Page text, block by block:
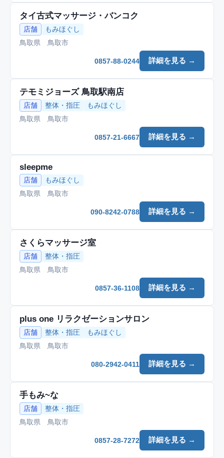
タイ古式マッサージ・バンコク
店舗
もみほぐし
鳥取県 鳥取市
詳細を見る →
0857-88-0244
テモミジョーズ 鳥取駅南店
店舗 整体・指圧
もみほぐし
鳥取県 鳥取市
詳細を見る →
0857-21-6667
sleepme
店舗
もみほぐし
鳥取県 鳥取市
詳細を見る →
090-8242-0788
さくらマッサージ室
店舗
整体・指圧
鳥取県 鳥取市
詳細を見る →
0857-36-1108
plus one リラクゼーションサロン
店舗 整体・指圧
もみほぐし
鳥取県 鳥取市
詳細を見る →
080-2942-0411
手もみ~な
店舗
整体・指圧
鳥取県 鳥取市
詳細を見る →
0857-28-7272